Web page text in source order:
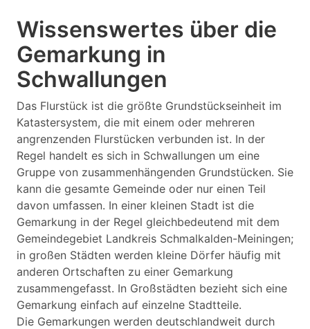
Wissenswertes über die
Gemarkung in
Schwallungen
Das Flurstück ist die größte Grundstückseinheit im
Katastersystem, die mit einem oder mehreren
angrenzenden Flurstücken verbunden ist. In der
Regel handelt es sich in Schwallungen um eine
Gruppe von zusammenhängenden Grundstücken. Sie
kann die gesamte Gemeinde oder nur einen Teil
davon umfassen. In einer kleinen Stadt ist die
Gemarkung in der Regel gleichbedeutend mit dem
Gemeindegebiet Landkreis Schmalkalden-Meiningen;
in großen Städten werden kleine Dörfer häufig mit
anderen Ortschaften zu einer Gemarkung
zusammengefasst. In Großstädten bezieht sich eine
Gemarkung einfach auf einzelne Stadtteile.
Die Gemarkungen werden deutschlandweit durch